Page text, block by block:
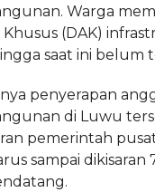
Warga
Khusus (DAK)
saat ini belum
penyerapan
di Luwu
pemerintah
sampai dikisaran